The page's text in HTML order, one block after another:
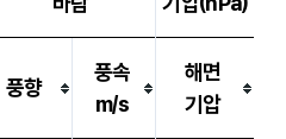
풍향
풍속
m/s
해면
기압